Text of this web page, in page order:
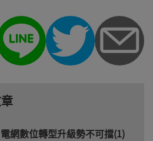
網數位轉型升級勢不可擋(1)